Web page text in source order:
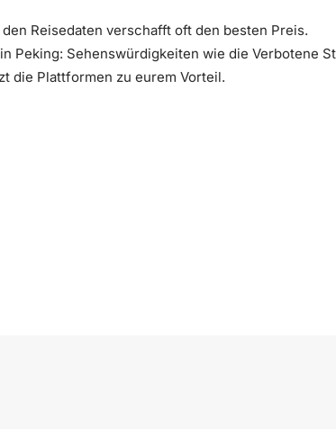
Reisedaten verschafft oft den besten Preis.
Peking: Sehenswürdigkeiten wie die Verbotene
die Plattformen zu eurem Vorteil.